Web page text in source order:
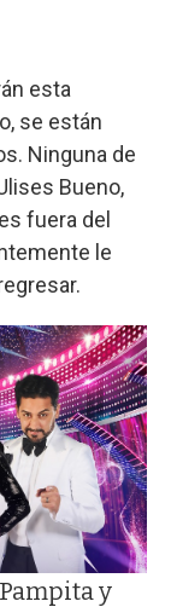
esta
se están
Ninguna de
Bueno,
fuera del
le
y